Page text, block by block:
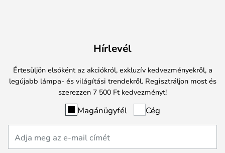
Hírlevél
Értesüljön elsőként az akciókról, exkluzív kedvezményekről, a
legújabb lámpa- és világítási trendekről. Regisztráljon most és
szerezzen 7 500 Ft kedvezményt!
Magánügyfél Cég